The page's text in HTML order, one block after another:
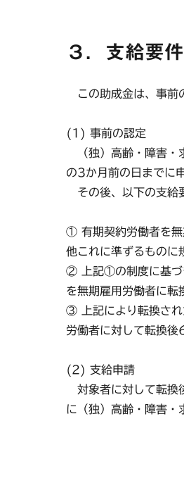
３．支給要
この助成金は、事前
(1) 事前の認定
（独）高齢・障害・
の3か月前の日までに
その後、以下の支給
① 有期契約労働者を無
他これに準ずるものに
② 上記①の制度に基づ
を無期雇用労働者に転
③ 上記により転換され
労働者に対して転換後
(2) 支給申請
対象者に対して転換
に（独）高齢・障害・